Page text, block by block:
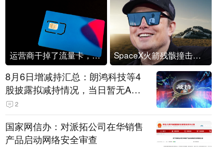
运营商干掉了流量卡，他们真的玩不起了 SpaceX火箭残骸撞击月球
8月6日增减持汇总：朗鸿科技等4
股披露拟减持情况，当日暂无A股
公司披露拟增持情况（表）
2
国家网信办：对派拓公司在华销售
产品启动网络安全审查